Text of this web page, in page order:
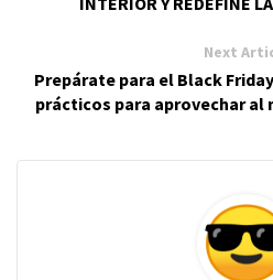
Next
Prepárate para el Black Friday
prácticos para aprovechar al